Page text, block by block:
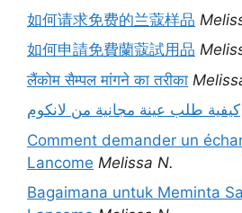
如何请求免费的兰蔻样品
如何申請免費蘭蔻試用品
लैंकोम सैम्पल मांगने का तरीका
كيفية طلب عينة مجانية من لانكوم
Comment demander un
Lancome Melissa N.
Bagaimana untuk Meminta